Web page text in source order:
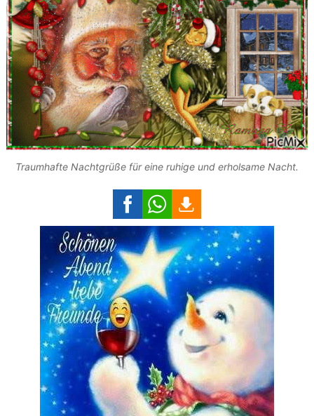
Traumhafte Nachtgrüße für eine ruhige und erholsame Nacht.